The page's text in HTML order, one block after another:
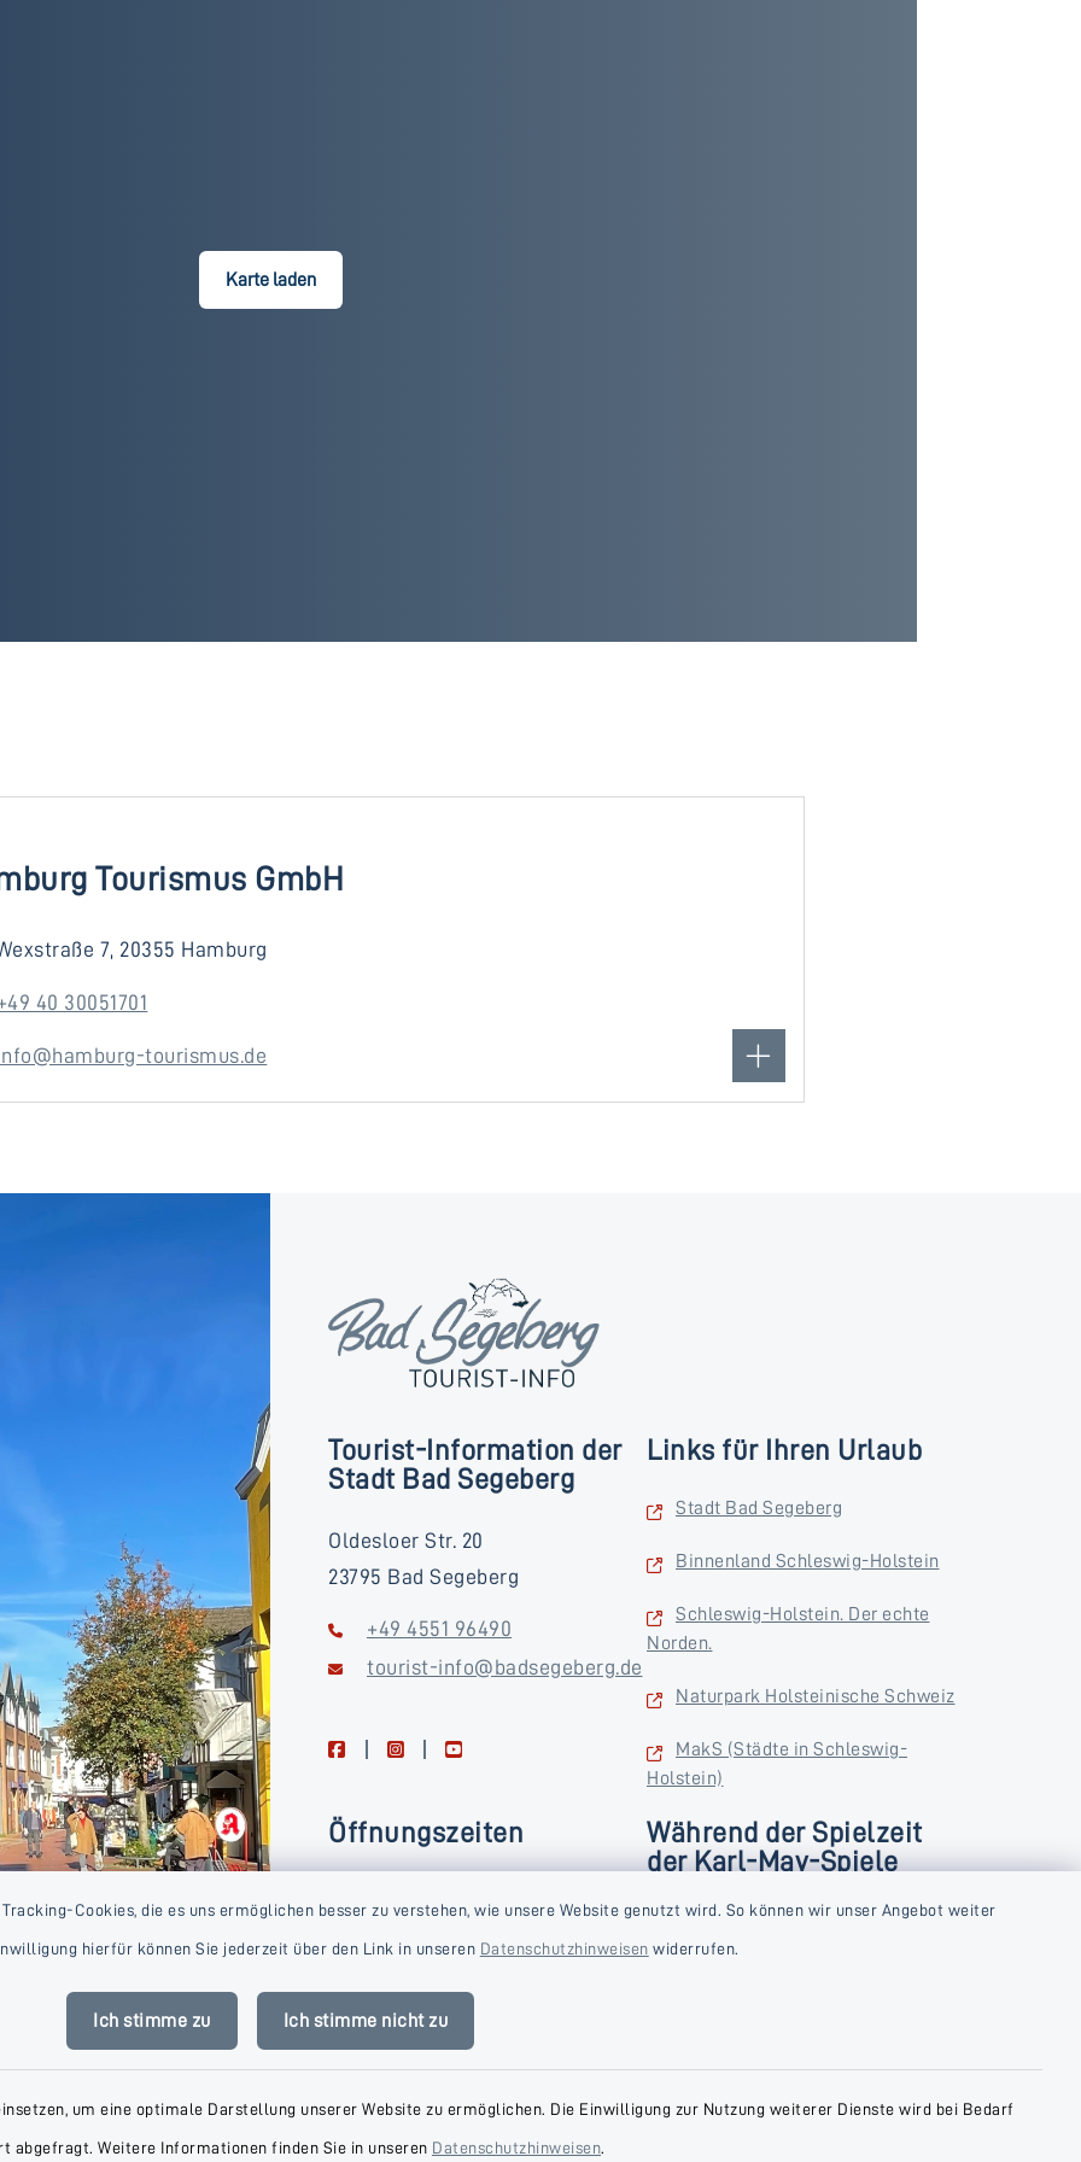
Cookies, die es uns ermöglichen besser zu verstehen, wie unsere Website genutzt wird. So können wir unser Angebot weiter
hierfür können Sie jederzeit über den Link in unseren Datenschutzhinweisen widerrufen.
Ich stimme zu Ich stimme nicht zu
um eine optimale Darstellung unserer Website zu ermöglichen. Die Einwilligung zur Nutzung weiterer Dienste wird bei Bedarf
abgefragt. Weitere Informationen finden Sie in unseren Datenschutzhinweisen.
Karte laden
Tourismus GmbH
7, 20355 Hamburg
40 30051701
tourismus.de
Tourist-Information der
Stadt Bad Segeberg
Oldesloer Str. 20
23795 Bad Segeberg
+49 4551 96490
tourist-info@badsegeberg.de
facebookinstagramyoutube
Links für Ihren Urlaub
Stadt Bad Segeberg
Binnenland Schleswig-Holstein
Schleswig-Holstein. Der echte
Norden.
Naturpark Holsteinische Schweiz
MakS (Städte in Schleswig-
Holstein)
Öffnungszeiten
Freitag
09:00-16:00 Uhr
Mittwoch
09:00-14:00 Uhr
Während der Spielzeit
der Karl-May-Spiele
Donnerstag und Freitag